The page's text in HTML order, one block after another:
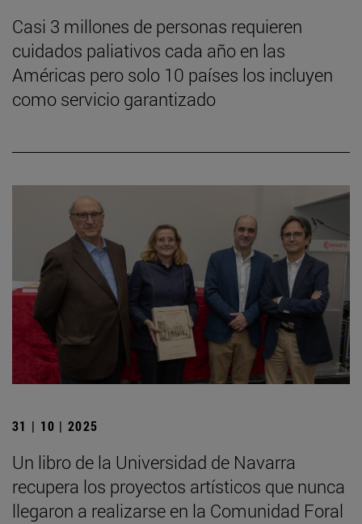
Casi 3 millones de personas requieren
cuidados paliativos cada año en las
Américas pero solo 10 países los incluyen
como servicio garantizado
31 | 10 | 2025
Un libro de la Universidad de Navarra
recupera los proyectos artísticos que nunca
llegaron a realizarse en la Comunidad Foral